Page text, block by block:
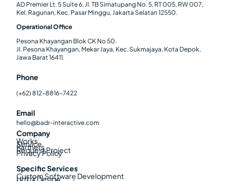
AD Premier Lt. 5 Suite 6, Jl. TB Simatupang No. 5, RT 005, RW 007,
Kel. Ragunan, Kec. Pasar Minggu, Jakarta Selatan 12550.
Operational Office
Pesona Khayangan Blok CK No 50.
Jl. Pesona Khayangan, Mekar Jaya, Kec. Sukmajaya, Kota Depok,
Jawa Barat 16411.
Phone
(+62) 812-8816-7422
Email
hello@badr-interactive.com
Company
Works
Service
Partners
Request Project
Privacy Policy
Specific Services
Custom Software Development
UI/UX Design